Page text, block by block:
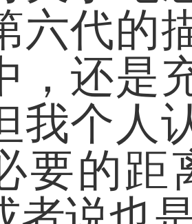
六代的
，还是
我个人
要的距